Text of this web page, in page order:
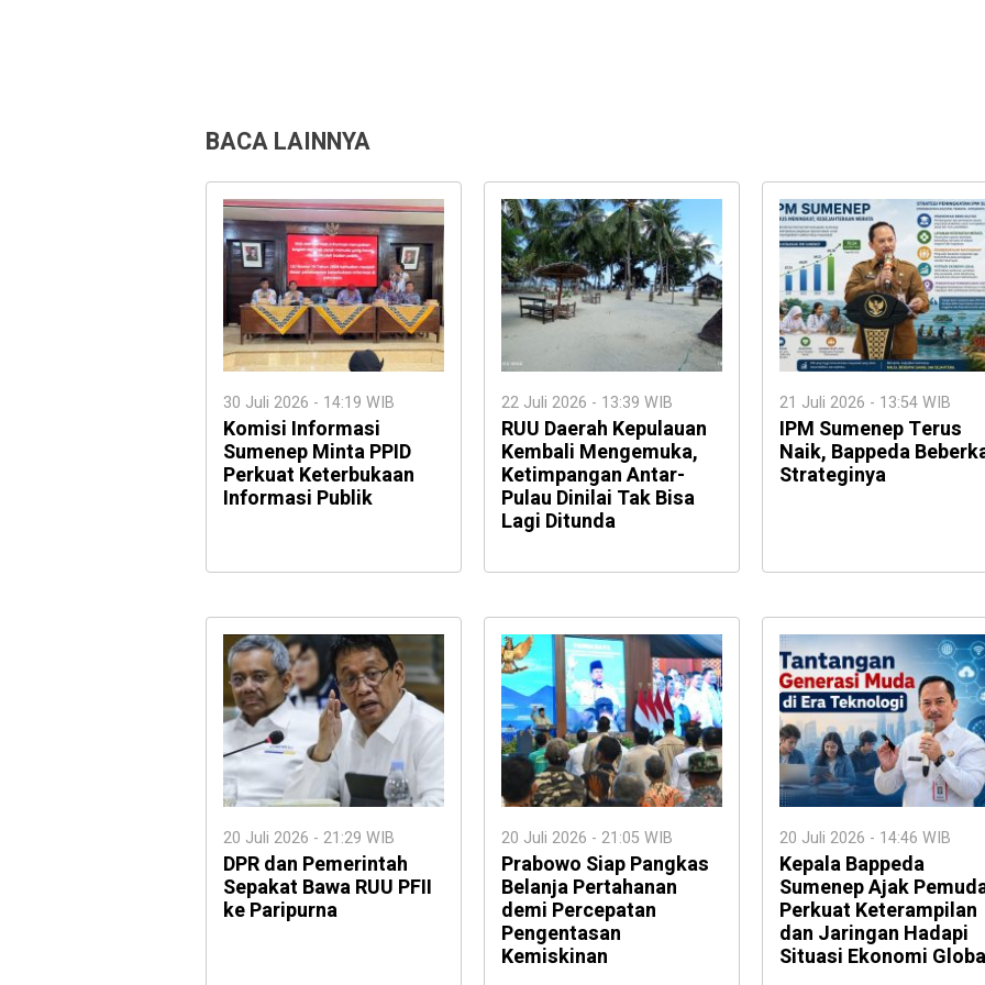
BACA LAINNYA
30 Juli 2026 - 14:19 WIB
Komisi Informasi
Sumenep Minta PPID
Perkuat Keterbukaan
Informasi Publik
22 Juli 2026 - 13:39 WIB
RUU Daerah Kepulauan
Kembali Mengemuka,
Ketimpangan Antar-
Pulau Dinilai Tak Bisa
Lagi Ditunda
21 Juli 2026 - 13:54 WIB
IPM Sumenep Terus
Naik, Bappeda
Strateginya
20 Juli 2026 - 21:29 WIB
DPR dan Pemerintah
Sepakat Bawa RUU PFII
ke Paripurna
20 Juli 2026 - 21:05 WIB
Prabowo Siap Pangkas
Belanja Pertahanan
demi Percepatan
Pengentasan
Kemiskinan
20 Juli 2026 - 14:46 WIB
Kepala Bappeda
Sumenep Ajak
Perkuat Keterampilan
dan Jaringan Hadapi
Situasi Ekonomi